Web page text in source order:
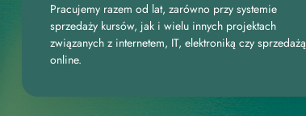
Pracujemy razem od lat, zarówno przy systemie
sprzedaży kursów, jak i wielu innych projektach
związanych z internetem, IT, elektroniką czy sprzedażą
online.